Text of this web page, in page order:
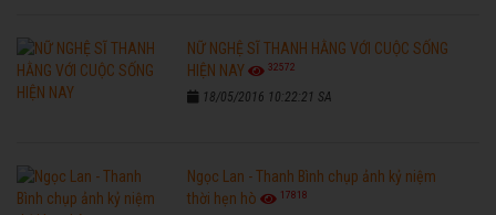
NỮ NGHỆ SĨ THANH HẰNG VỚI CUỘC SỐNG
HIỆN NAY
32572
18/05/2016 10:22:21 SA
Ngọc Lan - Thanh Bình chụp ảnh kỷ niệm
thời hẹn hò
17818